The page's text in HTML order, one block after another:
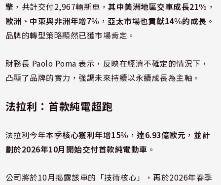
擎 ，共計交付2,967輛新車，其中美洲地區交車成長21% ，
歐洲、中東與非洲年增7% ， 亞太市場也貢獻14%的成長 。
品牌的轉型策略顯然已獲市場肯定。
財務長 Paolo Poma 表示，反映在經濟不確定的情況下，
凸顯了品牌的實力，強調未來持續以永續成長為主軸。
法拉利：首款純電超跑
法拉利今年本季核心獲利年增15% ，達6.93億歐元 ， 並計
劃於2026年10月開始交付首款純電動車 。
公司將於10月揭露該車的「技術核心」，再於2026年春季